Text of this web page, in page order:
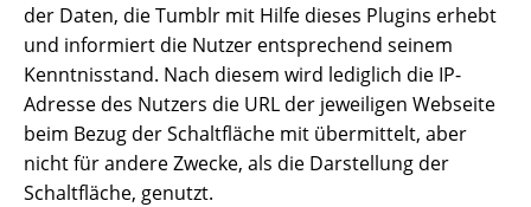
der Daten, die Tumblr mit Hilfe dieses Plugins erhebt
und informiert die Nutzer entsprechend seinem
Kenntnisstand. Nach diesem wird lediglich die IP-
Adresse des Nutzers die URL der jeweiligen Webseite
beim Bezug der Schaltfläche mit übermittelt, aber
nicht für andere Zwecke, als die Darstellung der
Schaltfläche, genutzt.